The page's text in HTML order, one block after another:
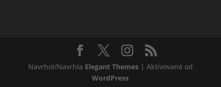
Navrhol/Navrhla Elegant Themes| Aktivované od
WordPress